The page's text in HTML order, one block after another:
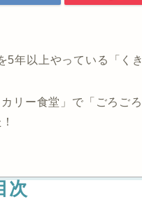
年以上やっている「くき
リー食堂」で「ごろご
次